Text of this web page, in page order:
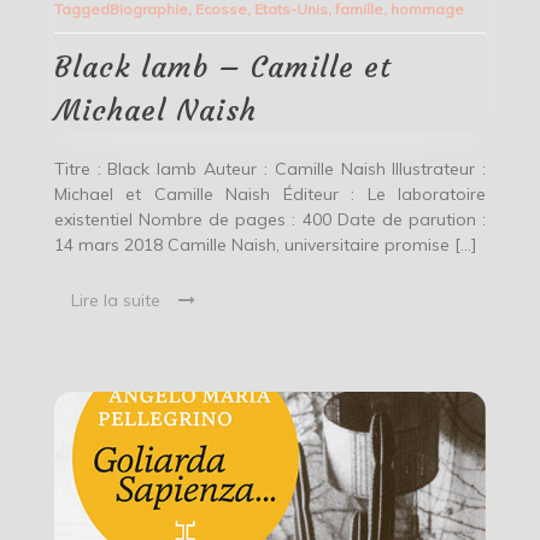
–
et
Michael
TaggedBiographie, Ecosse, Etats-Unis famille, hommage
Black lamb – Camille et
Michael Naish
Titre : Black lamb Auteur : Camille Naish Illustrateur :
Michael et Camille Naish Éditeur : Le laboratoire
existentiel Nombre de pages : 400 Date de parution :
14 mars 2018 Camille Naish, universitaire promise […]
Lire la suite